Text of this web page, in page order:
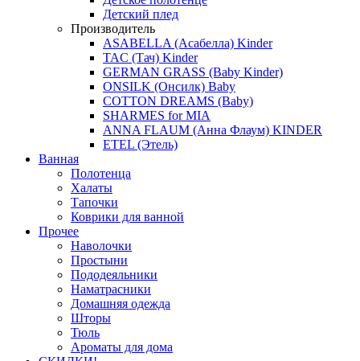
Детский плед
Производитель
ASABELLA (Асабелла) Kinder
TAC (Тач) Kinder
GERMAN GRASS (Baby Kinder)
ONSILK (Онсилк) Baby
COTTON DREAMS (Baby)
SHARMES for MIA
ANNA FLAUM (Анна Флаум) KINDER
ETEL (Этель)
Ванная
Полотенца
Халаты
Тапочки
Коврики для ванной
Прочее
Наволочки
Простыни
Пододеяльники
Наматрасники
Домашняя одежда
Шторы
Тюль
Ароматы для дома